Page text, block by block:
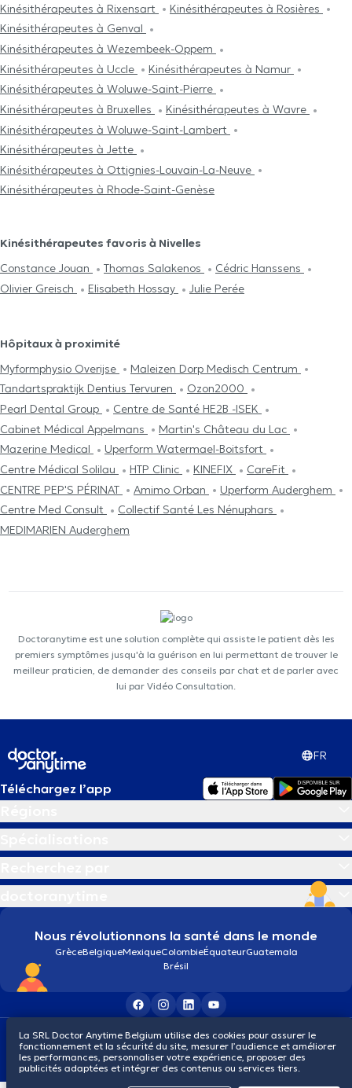
Kinésithérapeutes à Rixensart
Kinésithérapeutes à Rosières
Kinésithérapeutes à Genval
Kinésithérapeutes à Wezembeek-Oppem
Kinésithérapeutes à Uccle
Kinésithérapeutes à Namur
Kinésithérapeutes à Woluwe-Saint-Pierre
Kinésithérapeutes à Bruxelles
Kinésithérapeutes à Wavre
Kinésithérapeutes à Woluwe-Saint-Lambert
Kinésithérapeutes à Jette
Kinésithérapeutes à Ottignies-Louvain-La-Neuve
Kinésithérapeutes à Rhode-Saint-Genèse
Kinésithérapeutes favoris à Nivelles
Constance Jouan
Thomas Salakenos
Cédric Hanssens
Olivier Greisch
Elisabeth Hossay Julie Perée
Hôpitaux à proximité
Myformphysio Overijse
Maleizen Dorp Medisch Centrum
Tandartspraktijk Dentius Tervuren
Ozon2000
Pearl Dental Group
Centre de Santé HE2B -ISEK
Cabinet Médical Appelmans
Martin's Château du Lac
Mazerine Medical
Uperform Watermael-Boitsfort
Centre Médical Solilau
HTP Clinic KINEFIX
CareFit
CENTRE PEP'S PÉRINAT
Amimo Orban
Uperform Auderghem
Centre Med Consult
Collectif Santé Les Nénuphars
MEDIMARIEN Auderghem
Doctoranytime est une solution complète qui assiste le patient dès les
premiers symptômes jusqu'à la guérison en lui permettant de trouver le
meilleur praticien, de demander des conseils par chat et de parler avec
lui par Vidéo Consultation.
FR
Téléchargez l’app
Nous révolutionnons la santé dans le monde
GrèceBelgiqueMexiqueColombieÉquateurGuatemala
Brésil
Conditions généralesCookiesPolitique de confidentialité
© 2026 doctoranytime
La SRL Doctor Anytime Belgium utilise des cookies pour assurer le
fonctionnement et la sécurité du site, mesurer l’audience et améliorer
les performances, personnaliser votre expérience, proposer des
publicités adaptées et intégrer des contenus ou services tiers.